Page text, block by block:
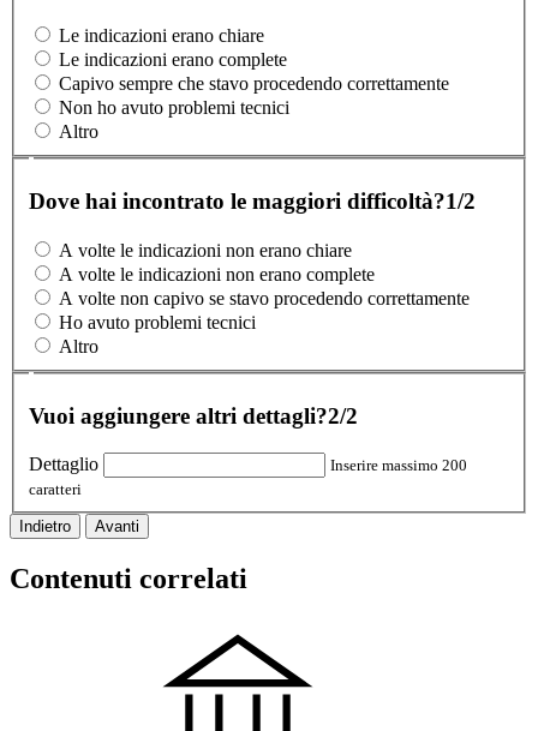
Le indicazioni erano chiare
Le indicazioni erano complete
Capivo sempre che stavo procedendo correttamente
Non ho avuto problemi tecnici
Altro
Dove hai incontrato le maggiori difficoltà?1/2
A volte le indicazioni non erano chiare
A volte le indicazioni non erano complete
A volte non capivo se stavo procedendo correttamente
Ho avuto problemi tecnici
Altro
Vuoi aggiungere altri dettagli?2/2
Dettaglio
Inserire massimo 200
caratteri
Indietro Avanti
Contenuti correlati